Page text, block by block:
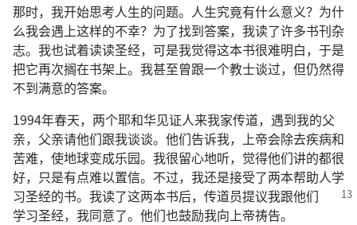
那时，我开始思考人生的问题。人生究竟有什么意义？为什
么我会遇上这样的不幸？为了找到答案，我读了许多书刊杂
志。我也试着读读圣经，可是我觉得这本书很难明白，于是
把它再次搁在书架上。我甚至曾跟一个教士谈过，但仍然得
不到满意的答案。
1994年春天，两个耶和华见证人来我家传道，遇到我的父
亲，父亲请他们跟我谈谈。他们告诉我，上帝会除去疾病和
苦难，使地球变成乐园。我很留心地听，觉得他们讲的都很
好，只是有点难以置信。不过，我还是接受了两本帮助人学
习圣经的书。我读了这两本书后，传道员提议我跟他们
学习圣经，我同意了。他们也鼓励我向上帝祷告。